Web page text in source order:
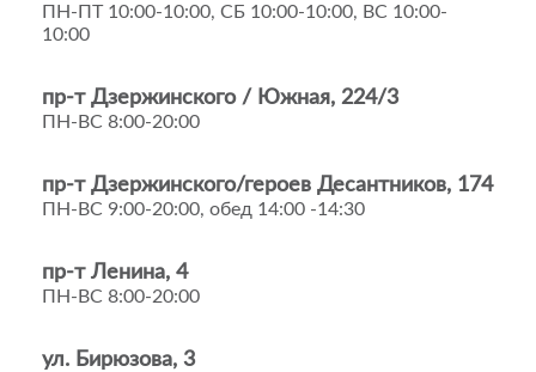
ПН-ПТ 10:00-10:00, СБ 10:00-10:00, ВС 10:00-
10:00
пр-т Дзержинского / Южная, 224/3
ПН-ВС 8:00-20:00
пр-т Дзержинского/героев Десантников, 174
ПН-ВС 9:00-20:00, обед 14:00 -14:30
пр-т Ленина, 4
ПН-ВС 8:00-20:00
ул. Бирюзова, 3